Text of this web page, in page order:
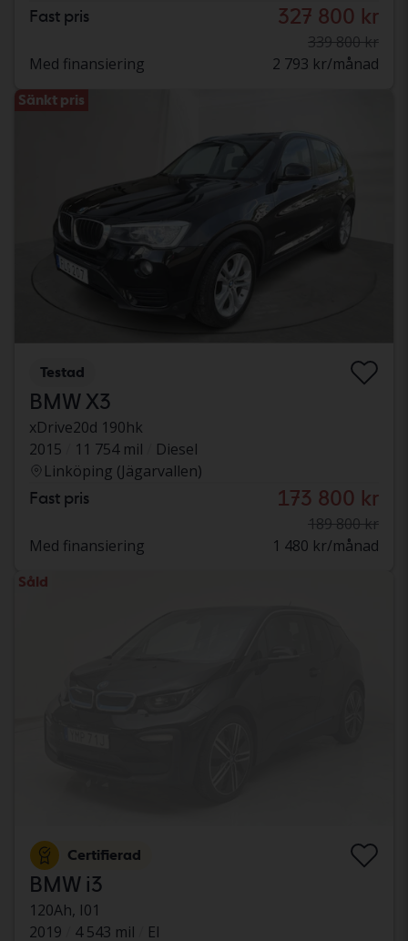
Fast pris 327 800 kr
339 800 kr
Med finansiering
2 793 kr/månad
Sänkt pris
Testad
BMW X3
xDrive20d 190hk
2015
11 754 mil
Diesel
Linköping (Jägarvallen)
Fast pris 173 800 kr
189 800 kr
Med finansiering
1 480 kr/månad
Såld
Certifierad
BMW i3
120Ah, I01
2019
4 543 mil
El